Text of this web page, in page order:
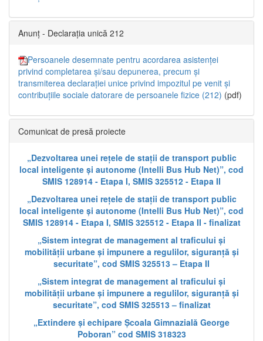
Anunț - Declarația unică 212
Persoanele desemnate pentru acordarea asistenței
privind completarea și/sau depunerea, precum și
transmiterea declarației unice privind impozitul pe venit și
contribuțiile sociale datorare de persoanele fizice (212) (pdf)
Comunicat de presă proiecte
„Dezvoltarea unei rețele de stații de transport public
local inteligente și autonome (Intelli Bus Hub Net)”, cod
SMIS 128914 - Etapa I, SMIS 325512 - Etapa II
„Dezvoltarea unei rețele de stații de transport public
local inteligente și autonome (Intelli Bus Hub Net)”, cod
SMIS 128914 - Etapa I, SMIS 325512 - Etapa II - finalizat
„Sistem integrat de management al traficului și
mobilității urbane și impunere a regulilor, siguranță și
securitate”, cod SMIS 325513 – Etapa II
„Sistem integrat de management al traficului și
mobilității urbane și impunere a regulilor, siguranță și
securitate”, cod SMIS 325513 – finalizat
„Extindere și echipare Școala Gimnazială George
Poboran” cod SMIS 318323